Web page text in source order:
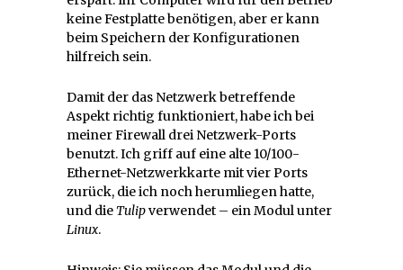
keine Festplatte benötigen, aber er kann
beim Speichern der Konfigurationen
hilfreich sein.
Damit der das Netzwerk betreffende
Aspekt richtig funktioniert, habe ich bei
meiner Firewall drei Netzwerk-Ports
benutzt. Ich griff auf eine alte 10/100-
Ethernet-Netzwerkkarte mit vier Ports
zurück, die ich noch herumliegen hatte,
und die Tulipverwendet – ein Modul unter
Linux.